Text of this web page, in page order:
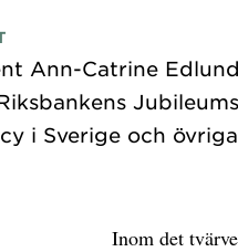
Ann-Catrine
Inom det